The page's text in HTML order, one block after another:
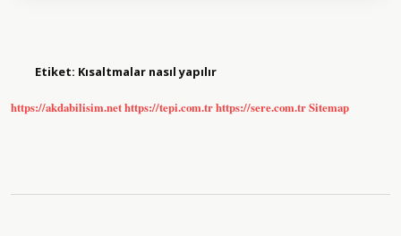
Etiket: Kısaltmalar nasıl yapılır
https://akdabilisim.nethttps://tepi.com.trhttps://sere.com.trSitemap